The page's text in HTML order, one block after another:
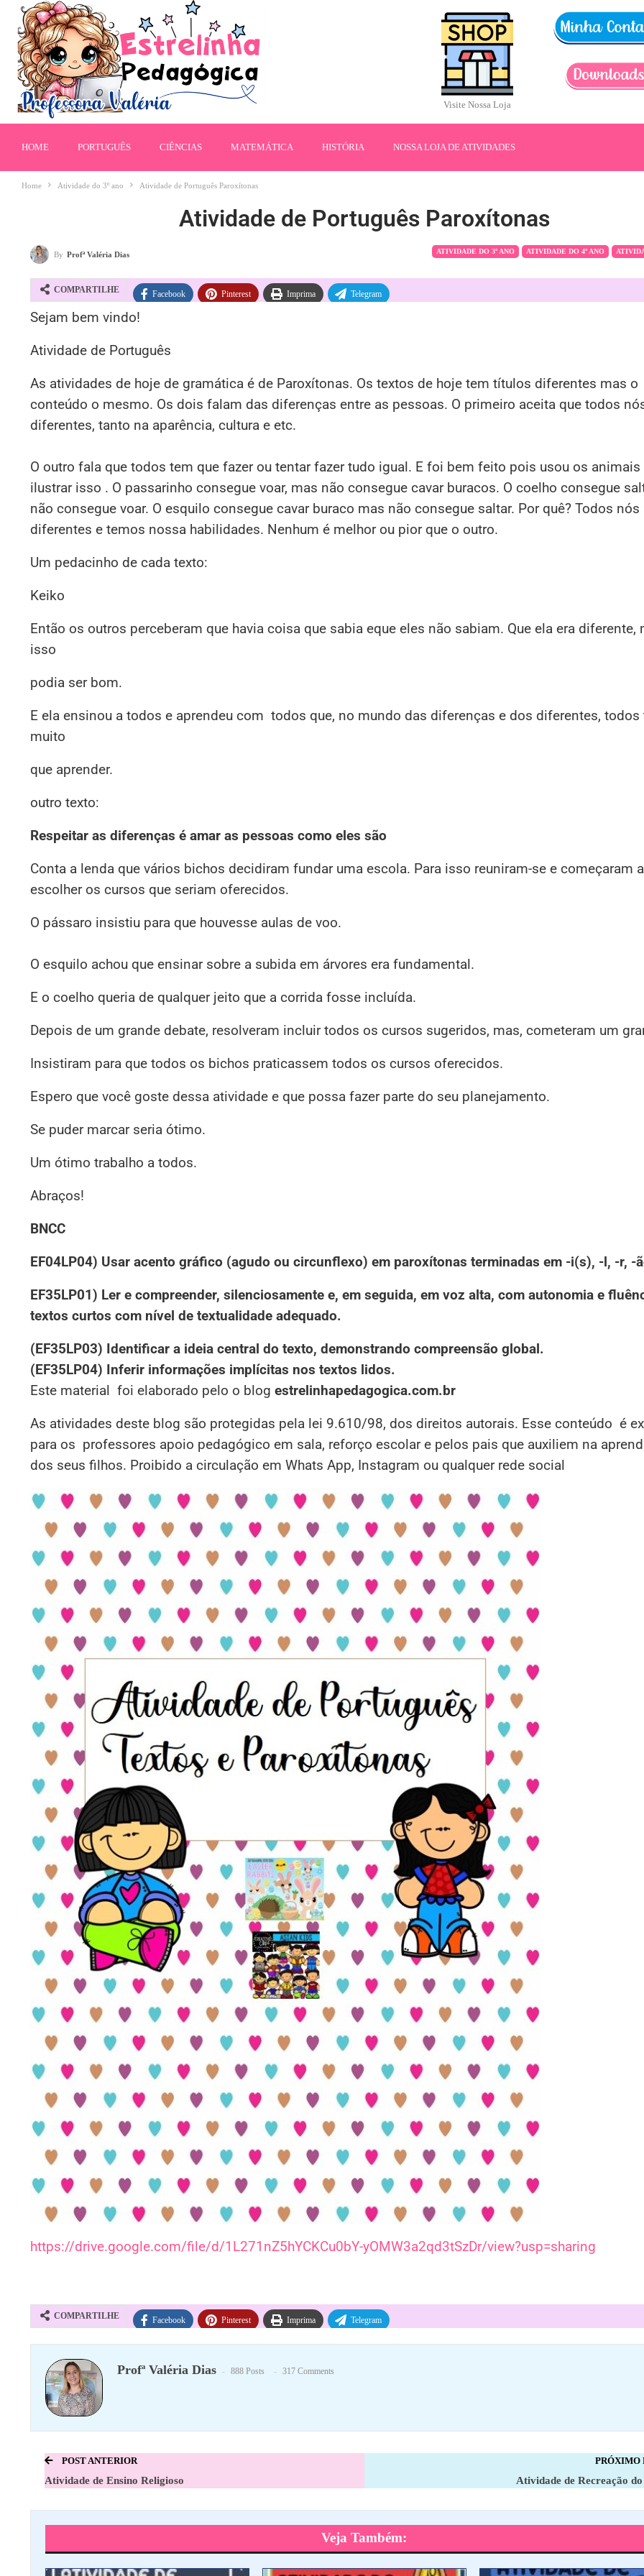
Visite Nossa Loja
HOME PORTUGUÊS CIÊNCIAS MATEMÁTICA HISTÓRIA NOSSA LOJA DE ATIVIDADES
Home Atividade do 3º ano Atividade de Português Paroxítonas
Atividade de Português Paroxítonas
ATIVIDADE DO 3º ANO ATIVIDADE DO 4º ANO
By Profª Valéria Dias
COMPARTILHE Facebook Pinterest Imprima Telegram
Sejam bem vindo!
Atividade de Português
As atividades de hoje de gramática é de Paroxítonas. Os textos de hoje tem títulos diferentes mas o
conteúdo o mesmo. Os dois falam das diferenças entre as pessoas. O primeiro aceita que todos
diferentes, tanto na aparência, cultura e etc.
O outro fala que todos tem que fazer ou tentar fazer tudo igual. E foi bem feito pois usou os animais
ilustrar isso . O passarinho consegue voar, mas não consegue cavar buracos. O coelho consegue
não consegue voar. O esquilo consegue cavar buraco mas não consegue saltar. Por quê? Todos
diferentes e temos nossa habilidades. Nenhum é melhor ou pior que o outro.
Um pedacinho de cada texto:
Keiko
Então os outros perceberam que havia coisa que sabia eque eles não sabiam. Que ela era diferente,
isso
podia ser bom.
E ela ensinou a todos e aprendeu com todos que, no mundo das diferenças e dos diferentes, todos
muito
que aprender.
outro texto:
Respeitar as diferenças é amar as pessoas como eles são
Conta a lenda que vários bichos decidiram fundar uma escola. Para isso reuniram-se e começaram a
escolher os cursos que seriam oferecidos.
O pássaro insistiu para que houvesse aulas de voo.
O esquilo achou que ensinar sobre a subida em árvores era fundamental.
E o coelho queria de qualquer jeito que a corrida fosse incluída.
Depois de um grande debate, resolveram incluir todos os cursos sugeridos, mas, cometeram um
Insistiram para que todos os bichos praticassem todos os cursos oferecidos.
Espero que você goste dessa atividade e que possa fazer parte do seu planejamento.
Se puder marcar seria ótimo.
Um ótimo trabalho a todos.
Abraços!
BNCC
EF04LP04) Usar acento gráfico (agudo ou circunflexo) em paroxítonas terminadas em -i(s), -l, -r, -
EF35LP01) Ler e compreender, silenciosamente e, em seguida, em voz alta, com autonomia e
textos curtos com nível de textualidade adequado.
(EF35LP03) Identificar a ideia central do texto, demonstrando compreensão global.
(EF35LP04) Inferir informações implícitas nos textos lidos.
Este material foi elaborado pelo o blog estrelinhapedagogica.com.br
As atividades deste blog são protegidas pela lei 9.610/98, dos direitos autorais. Esse conteúdo é
para os professores apoio pedagógico em sala, reforço escolar e pelos pais que auxiliem na
dos seus filhos. Proibido a circulação em Whats App, Instagram ou qualquer rede social
https://drive.google.com/file/d/1L271nZ5hYCKCu0bY-yOMW3a2qd3tSzDr/view?usp=sharing
COMPARTILHE Facebook Pinterest Imprima Telegram
Profª Valéria Dias 888 Posts 317 Comments
POST ANTERIOR
Atividade de Ensino Religioso
PRÓXIMO
Atividade de Recreação
Veja Também: